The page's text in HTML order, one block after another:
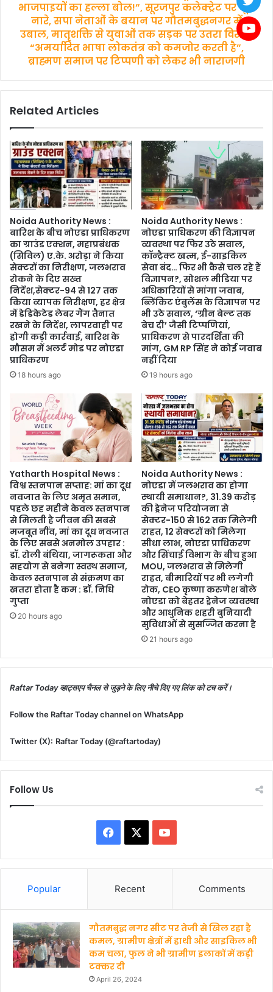
मचाया
CBSE
पूरे
शहर
को
दिया
गौरवान्वित
हल्ला
सूरजपुर
कलेक्ट्रेट
नारे,
नेताओं
बयान
पर
गौतमबुद्धनगर
में
उबाल,
मातृशक्ति
से
युवाओं
तक
सड़क
पर
उतरा
विरोध,
“अमर्यादित
भाषा
लोकतंत्र
को
कमजोर
करती
है”,
समाज
पर
नाराजगी
भाजपाइयों का हल्ला बोल!”, सूरजपुर कलेक्ट्रेट पर गूंजे
नारे, सपा नेताओं के बयान पर गौतमबुद्धनगर में
उबाल, मातृशक्ति से युवाओं तक सड़क पर उतरा विरोध,
“अमर्यादित भाषा लोकतंत्र को कमजोर करती है”,
ब्राह्मण समाज पर टिप्पणी को लेकर भी नाराजगी
Related Articles
Noida Authority News :
बारिश के बीच नोएडा प्राधिकरण
का ग्राउंड एक्शन, महाप्रबंधक
(सिविल) ए.के. अरोड़ा ने किया
सेक्टरों का निरीक्षण, जलभराव
रोकने के दिए सख्त
निर्देश,सेक्टर-94 से 127 तक
किया व्यापक निरीक्षण, हर क्षेत्र
में डेडिकेटेड लेबर गैंग तैनात
रखने के निर्देश, लापरवाही पर
होगी कड़ी कार्रवाई, बारिश के
मौसम में अलर्ट मोड पर नोएडा
प्राधिकरण
18 hours ago
Noida Authority News :
नोएडा प्राधिकरण की विज्ञापन
व्यवस्था पर फिर उठे सवाल,
कॉन्ट्रैक्ट खत्म, ई-साइकिल
सेवा बंद… फिर भी कैसे चल रहे हैं
विज्ञापन?, सोशल मीडिया पर
अधिकारियों से मांगा जवाब,
ब्लिंकिट एंबुलेंस के विज्ञापन पर
भी उठे सवाल, ‘ग्रीन बेल्ट तक
बेच दी’ जैसी टिप्पणियां,
प्राधिकरण से पारदर्शिता की
मांग, GM RP सिंह ने कोई जवाब
नहीं दिया
19 hours ago
Yatharth Hospital News :
विश्व स्तनपान सप्ताह: मां का दूध
नवजात के लिए अमृत समान,
पहले छह महीने केवल स्तनपान
से मिलती है जीवन की सबसे
मजबूत नींव, मां का दूध नवजात
के लिए सबसे अनमोल उपहार :
डॉ. रोली बंथिया, जागरूकता और
सहयोग से बनेगा स्वस्थ समाज,
केवल स्तनपान से संक्रमण का
खतरा होता है कम : डॉ. निधि
गुप्ता
20 hours ago
Noida Authority News :
नोएडा में जलभराव का होगा
स्थायी समाधान?, 31.39 करोड़
की ड्रेनेज परियोजना से
सेक्टर-150 से 162 तक मिलेगी
राहत, 12 सेक्टरों को मिलेगा
सीधा लाभ, नोएडा प्राधिकरण
और सिंचाई विभाग के बीच हुआ
MOU, जलभराव से मिलेगी
राहत, बीमारियों पर भी लगेगी
रोक, CEO कृष्णा करुणेश बोले
नोएडा को बेहतर ड्रेनेज व्यवस्था
और आधुनिक शहरी बुनियादी
सुविधाओं से सुसज्जित करना है
21 hours ago
Raftar Today व्हाट्सएप चैनल से जुड़ने के लिए नीचे दिए गए लिंक को टच करें।
Follow the Raftar Today channel on WhatsApp
Twitter (X): Raftar Today (@raftartoday)
Follow Us
Facebook YouTube
Popular Recent Comments
गौतमबुद्ध नगर सीट पर तेजी से खिल रहा है
कमल, ग्रामीण क्षेत्रों में हाथी और साइकिल भी
कम चला, फुल ने भी ग्रामीण इलाकों में कड़ी
टक्कर दी
April 26, 2024